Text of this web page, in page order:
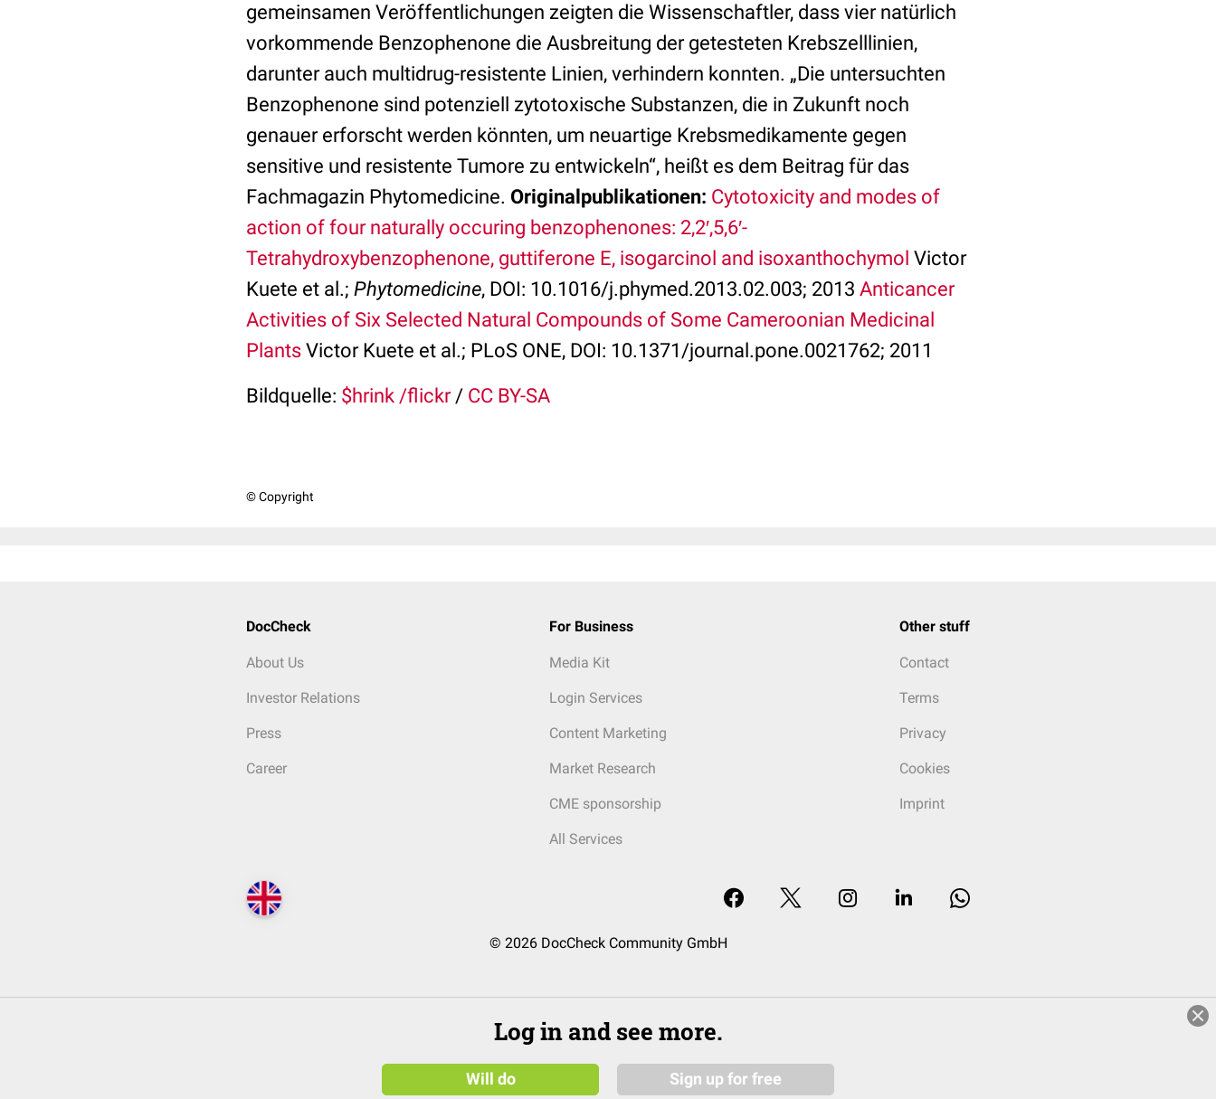
gemeinsamen Veröffentlichungen zeigten die Wissenschaftler, dass vier natürlich
vorkommende Benzophenone die Ausbreitung der getesteten Krebszelllinien,
darunter auch multidrug-resistente Linien, verhindern konnten. „Die untersuchten
Benzophenone sind potenziell zytotoxische Substanzen, die in Zukunft noch
genauer erforscht werden könnten, um neuartige Krebsmedikamente gegen
sensitive und resistente Tumore zu entwickeln“, heißt es dem Beitrag für das
Fachmagazin Phytomedicine. Originalpublikationen: Cytotoxicity and modes of
action of four naturally occuring benzophenones: 2,2′,5,6′-
Tetrahydroxybenzophenone, guttiferone E, isogarcinol and isoxanthochymol Victor
Kuete et al.; Phytomedicine, DOI: 10.1016/j.phymed.2013.02.003; 2013 Anticancer
Activities of Six Selected Natural Compounds of Some Cameroonian Medicinal
Plants Victor Kuete et al.; PLoS ONE, DOI: 10.1371/journal.pone.0021762; 2011
Bildquelle: $hrink /flickr/ CC BY-SA
© Copyright
DocCheck
About Us
Investor Relations
Press
Career
For Business
Media Kit
Login Services
Content Marketing
Market Research
CME sponsorship
All Services
Other stuff
Contact
Terms
Privacy
Cookies
Imprint
© 2026 DocCheck Community GmbH
Log in and see more.
Will do Sign up for free